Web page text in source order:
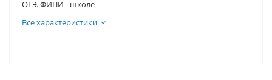
ОГЭ. ФИПИ - школе
Все характеристики